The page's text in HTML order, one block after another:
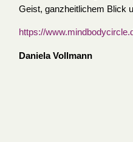
Geist, ganzheitlichem Blick
https://
Daniela Vollmann